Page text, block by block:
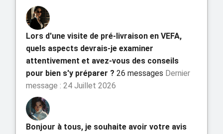
Lors d'une visite de pré-livraison en VEFA,
quels aspects devrais-je examiner
attentivement et avez-vous des conseils
pour bien s'y préparer ? 26 messages Dernier
message : 24 Juillet 2026
Bonjour à tous, je souhaite avoir votre avis